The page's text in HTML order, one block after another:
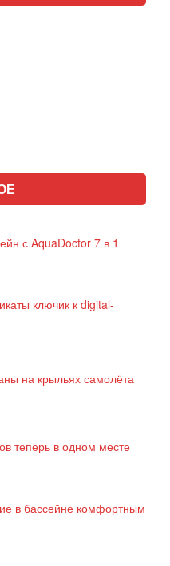
с AquaDoctor 7 в 1
ключик к digital-
на крыльях самолёта
теперь в одном месте
в бассейне комфортным